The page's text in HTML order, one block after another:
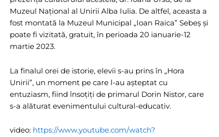
Muzeul Național al Unirii Alba Iulia. De altfel, aceasta a
fost montată la Muzeul Municipal „Ioan Raica” Sebeș și
poate fi vizitată, gratuit, în perioada 20 ianuarie-12
martie 2023.
La finalul orei de istorie, elevii s-au prins în „Hora
Unirii”, un moment pe care l-au așteptat cu
entuziasm, fiind însoțiți de primarul Dorin Nistor, care
s-a alăturat evenimentului cultural-educativ.
video: https://www.youtube.com/watch?